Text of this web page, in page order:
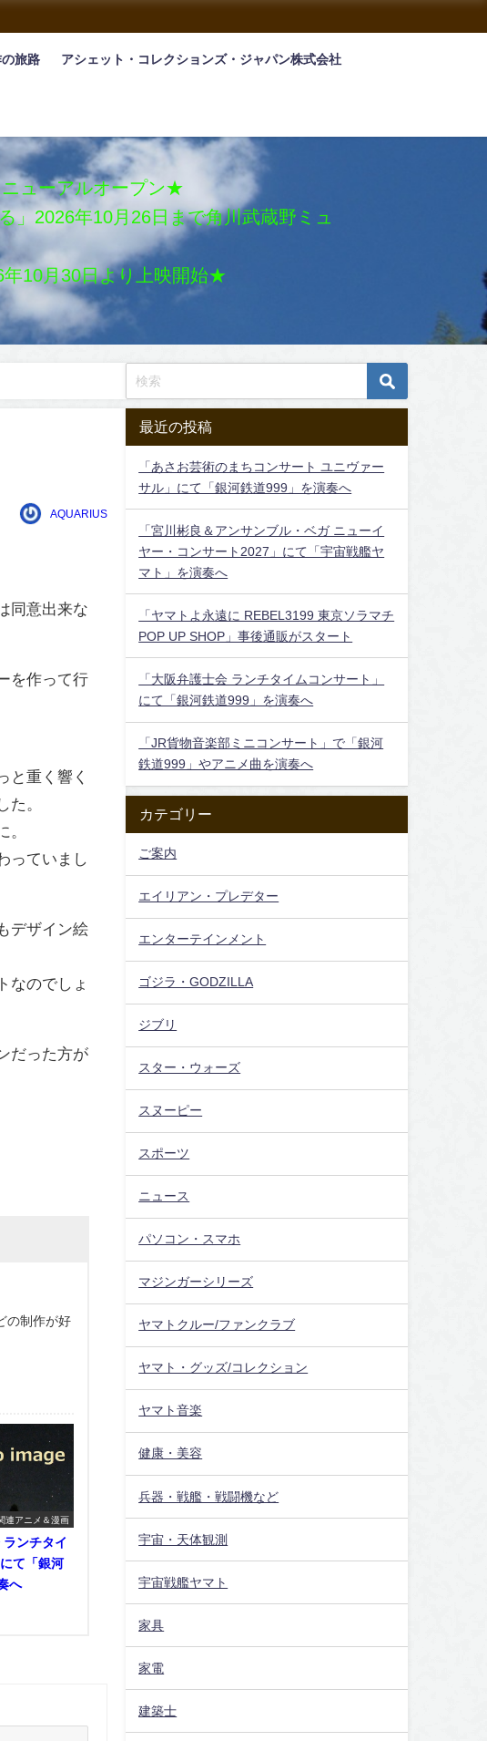
旅路 アシェット・コレクションズ・ジャパン株式会社
ューアルオープン★
」2026年10月26日まで角川武蔵野ミュ
10月30日より上映開始★
AQUARIUS
同意出来な
を作って行
と重く響く
た。
。
っていまし
デザイン絵
なのでしょ
だった方が
の制作が好
連アニメ＆漫画
ランチタイ
て「銀河
へ
最近の投稿
「あさお芸術のまちコンサート ユニヴァー
サル」にて「銀河鉄道999」を演奏へ
「宮川彬良＆アンサンブル・ベガ ニューイ
ヤー・コンサート2027」にて「宇宙戦艦ヤ
マト」を演奏へ
「ヤマトよ永遠に REBEL3199 東京ソラマチ
POP UP SHOP」事後通販がスタート
「大阪弁護士会 ランチタイムコンサート」
にて「銀河鉄道999」を演奏へ
「JR貨物音楽部ミニコンサート」で「銀河
鉄道999」やアニメ曲を演奏へ
カテゴリー
ご案内
エイリアン・プレデター
エンターテインメント
ゴジラ・GODZILLA
ジブリ
スター・ウォーズ
スヌーピー
スポーツ
ニュース
パソコン・スマホ
マジンガーシリーズ
ヤマトクルー/ファンクラブ
ヤマト・グッズ/コレクション
ヤマト音楽
健康・美容
兵器・戦艦・戦闘機など
宇宙・天体観測
宇宙戦艦ヤマト
家具
家電
建築士